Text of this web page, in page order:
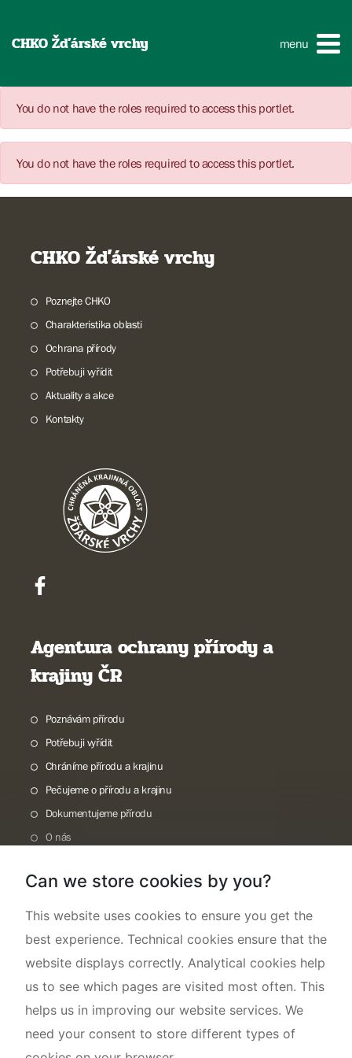
CHKO Žďárské vrchy menu
You do not have the roles required to access this portlet.
You do not have the roles required to access this portlet.
CHKO Žďárské vrchy
Poznejte CHKO
Charakteristika oblasti
Ochrana přírody
Potřebuji vyřídit
Aktuality a akce
Kontakty
Agentura ochrany přírody a
krajiny ČR
Poznávám přírodu
Potřebuji vyřídit
Chráníme přírodu a krajinu
Pečujeme o přírodu a krajinu
Dokumentujeme přírodu
O nás
Can we store cookies by you?
This website uses cookies to ensure you get the
best experience. Technical cookies ensure that the
website displays correctly. Analytical cookies help
us to see which pages are visited most often. This
helps us in improving our website services. We
need your consent to store different types of